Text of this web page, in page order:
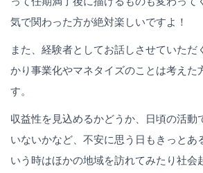
気で関わった方が絶対楽しいですよ！
また、経験者としてお話しさせていただ
かり事業化やマネタイズのことは考えた
す。
収益性を見込めるかどうか、日頃の活動
いないかなど、不安に思う日もきっとあ
いう時はほかの地域を訪れてみたり社会